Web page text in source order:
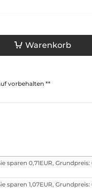
Warenkorb
vorbehalten **
sparen 0,71EUR, Grundpreis:
sparen 1,07EUR, Grundpreis: